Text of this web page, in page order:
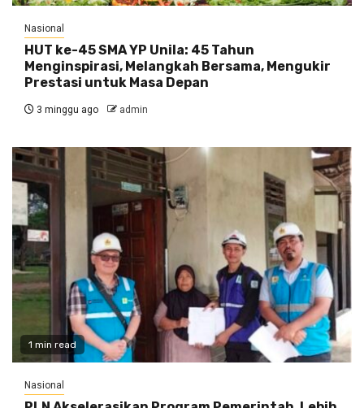
Nasional
HUT ke-45 SMA YP Unila: 45 Tahun
Menginspirasi, Melangkah Bersama, Mengukir
Prestasi untuk Masa Depan
3 minggu ago admin
1 min read
Nasional